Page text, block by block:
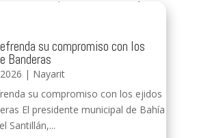
su compromiso con los
Banderas
| Nayarit
su compromiso con los ejidos
El presidente municipal de Bahía
Santillán,...